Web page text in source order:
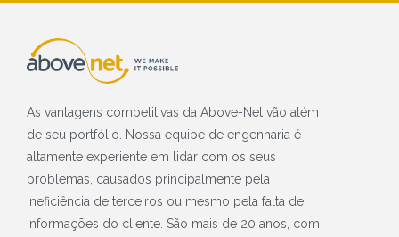
As vantagens competitivas da Above-Net vão além
de seu portfólio. Nossa equipe de engenharia é
altamente experiente em lidar com os seus
problemas, causados principalmente pela
ineficiência de terceiros ou mesmo pela falta de
informações do cliente. São mais de 20 anos, com